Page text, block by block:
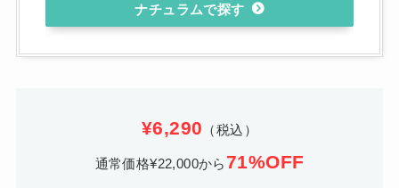
ナチュラム
¥6,290 （税込）
通常価格¥22,000から 71%OFF